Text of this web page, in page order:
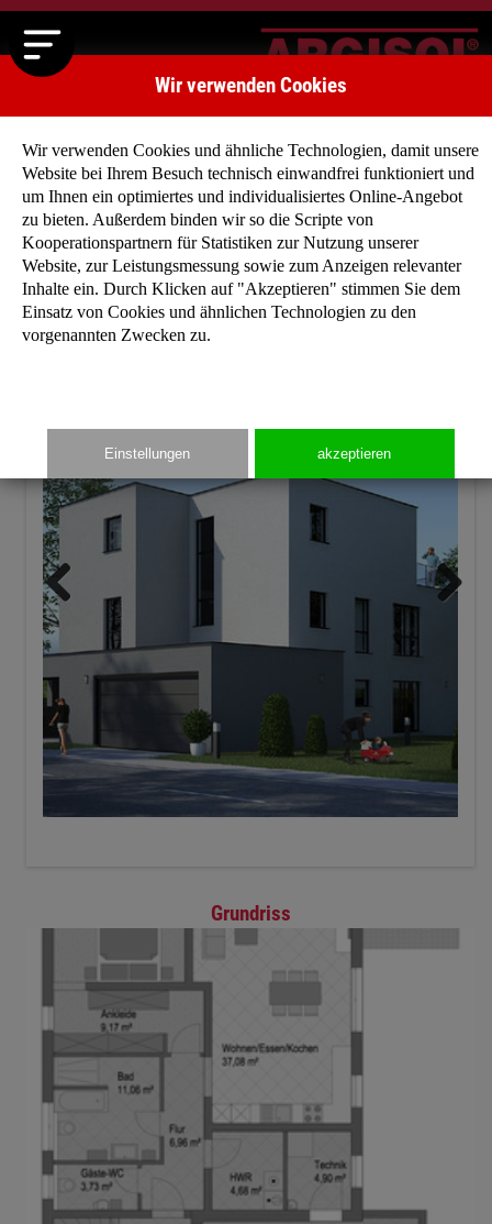
Startseite » Typenhäuser »Typenhaus Franklin
Zurück
Grundriss
Wir verwenden Cookies
Wir verwenden Cookies und ähnliche Technologien, damit unsere
Website bei Ihrem Besuch technisch einwandfrei funktioniert und
um Ihnen ein optimiertes und individualisiertes Online-Angebot
zu bieten. Außerdem binden wir so die Scripte von
Kooperationspartnern für Statistiken zur Nutzung unserer
Website, zur Leistungsmessung sowie zum Anzeigen relevanter
Inhalte ein. Durch Klicken auf "Akzeptieren" stimmen Sie dem
Einsatz von Cookies und ähnlichen Technologien zu den
vorgenannten Zwecken zu.
Einstellungen akzeptieren